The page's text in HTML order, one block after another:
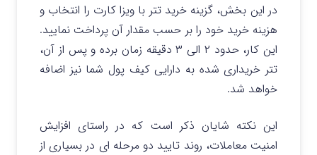
در این بخش، گزینه خرید تتر با ویزا کارت را انتخاب و
هزینه خرید خود را بر حسب مقدار آن پرداخت نمایید.
این کار، حدود ۲ الی ۳ دقیقه زمان برده و پس از آن،
تتر خریداری شده به دارایی کیف پول شما نیز اضافه
خواهد شد.
این نکته شایان ذکر است که در راستای افزایش
امنیت معاملات، روند تایید دو مرحله ای در بسیاری از